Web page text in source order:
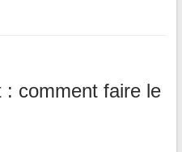
: comment faire le